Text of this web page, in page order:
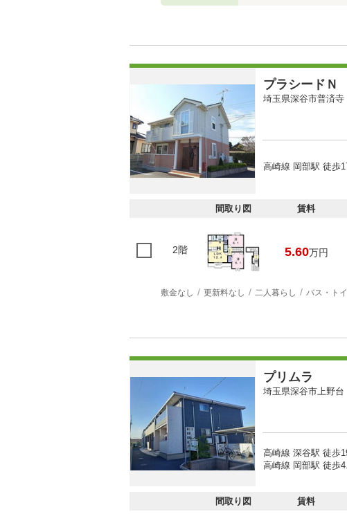
プラシードＮ
埼玉県深谷市普済寺
高崎線 岡部駅 徒歩
間取り図 賃料
2階 5.60万円
敷金なし 更新料なし 二人暮らし バス・ト
プリムラ
埼玉県深谷市上野台
高崎線 深谷駅 徒歩
高崎線 岡部駅 徒歩
間取り図 賃料